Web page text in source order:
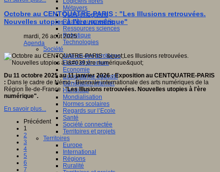
Métavers
Outils et logiciels
Réalité augmentée
Ressources sciences
Robotique
Technologies
Société
Acteurs des territoires
Ecole et structure
Economie
Ecosystème éducatif
Génération internet
Handicap
Mondialisation
Normes scolaires
Regards sur l’Ecole
Santé
Société connectée
Territoires et projets
Territoires
Europe
International
Régions
Ruralité
Octobre au CENTQUATRE-PARIS : "Les Illusions retrouvées.
Nouvelles utopies à l'ère numérique"
mardi, 26 août 2025
Agenda
Du 11 octobre 2025 au 11 janvier 2026: Exposition au CENTQUATRE-PARIS
: Dans le cadre de Némo - Biennale internationale des arts numériques de la
Région Île-de-France : "Les Illusions retrouvées. Nouvelles utopies à l'ère
numérique".
En savoir plus...
Précédent
1
2
3
4
5
6
7